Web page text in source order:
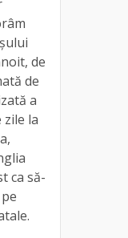
de
de
a
zile la
ca să-